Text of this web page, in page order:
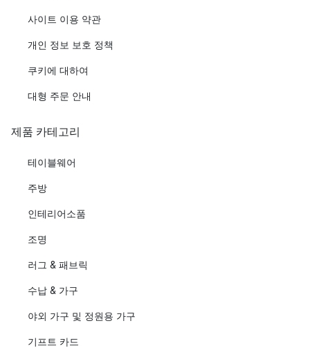
사이트 이용 약관
개인 정보 보호 정책
쿠키에 대하여
대형 주문 안내
제품 카테고리
테이블웨어
주방
인테리어소품
조명
러그 & 패브릭
수납 & 가구
야외 가구 및 정원용 가구
기프트 카드